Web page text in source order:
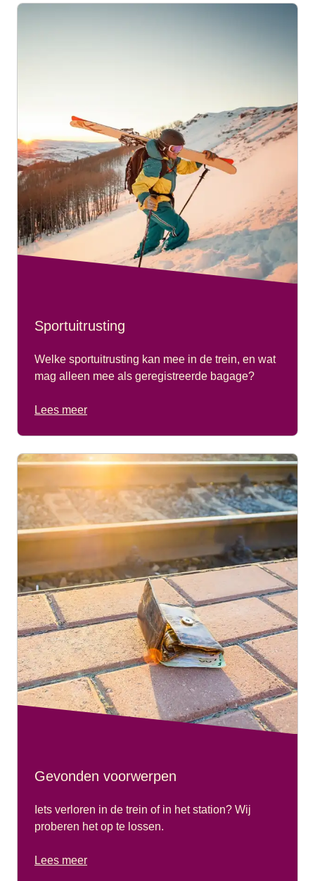
Sportuitrusting
Welke sportuitrusting kan mee in de trein, en wat
mag alleen mee als geregistreerde bagage?
Lees meer
Gevonden voorwerpen
Iets verloren in de trein of in het station? Wij
proberen het op te lossen.
Lees meer